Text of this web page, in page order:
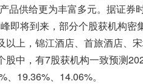
品供给更为丰富多元。据证券
即将到来，部分个股获机构
上，锦江酒店、首旅酒店、
股中，有7股获机构一致预测
19.36%、14.06%。